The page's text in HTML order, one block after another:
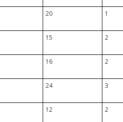
20 1
15 2
16 2
24 3
12 2